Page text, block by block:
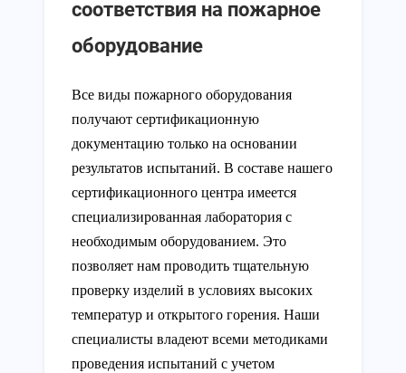
соответствия на пожарное
оборудование
Все виды пожарного оборудования
получают сертификационную
документацию только на основании
результатов испытаний. В составе нашего
сертификационного центра имеется
специализированная лаборатория с
необходимым оборудованием. Это
позволяет нам проводить тщательную
проверку изделий в условиях высоких
температур и открытого горения. Наши
специалисты владеют всеми методиками
проведения испытаний с учетом